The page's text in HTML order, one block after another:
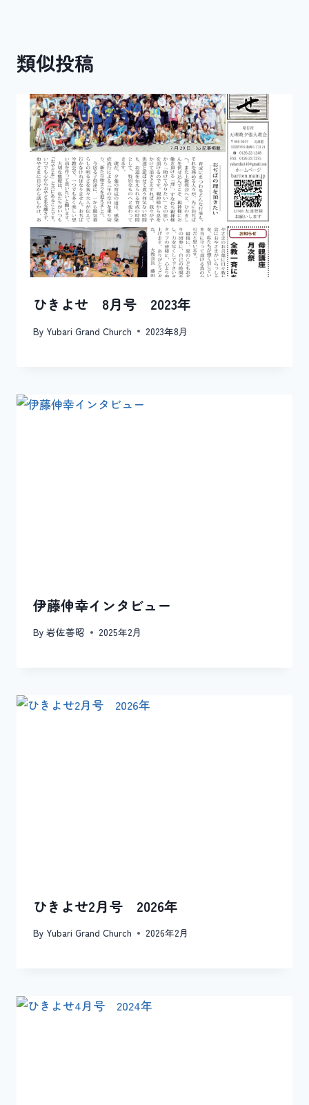
ー
ョ
ン
類似投稿
ひきよせ 8月号 2023年
By Yubari Grand Church 2023年8月
伊藤伸幸インタビュー
By 岩佐善昭 2025年2月
ひきよせ2月号 2026年
By Yubari Grand Church 2026年2月